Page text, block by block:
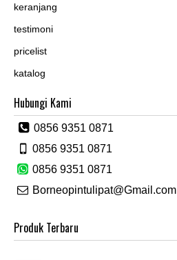
keranjang
testimoni
pricelist
katalog
Hubungi Kami
0856 9351 0871
0856 9351 0871
0856 9351 0871
Borneopintulipat@Gmail.com
Produk Terbaru